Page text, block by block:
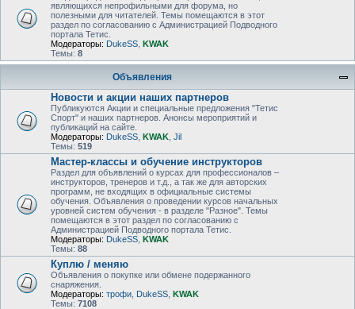
являющихся непрофильными для форума, но
полезными для читателей. Темы помещаются в этот
раздел по согласованию с Администрацией Подводного
портала Тетис.
Модераторы: DukeSS KWAK
Темы: 8
Объявления
Новости и акции наших партнеров
Публикуются Акции и специальные предложения "Тетис
Спорт" и наших партнеров. Анонсы мероприятий и
публикаций на сайте.
Модераторы: DukeSS KWAK Jil
Темы: 519
Мастер-классы и обучение инструкторов
Раздел для объявлений о курсах для профессионалов –
инструкторов, тренеров и т.д., а так же для авторских
программ, не входящих в официальные системы
обучения. Объявления о проведении курсов начальных
уровней систем обучения - в разделе "Разное". Темы
помещаются в этот раздел по согласованию с
Администрацией Подводного портала Тетис.
Модераторы: DukeSS KWAK
Темы: 88
Куплю / меняю
Объявления о покупке или обмене подержанного
снаряжения.
Модераторы: трофи DukeSS KWAK
Темы: 7108